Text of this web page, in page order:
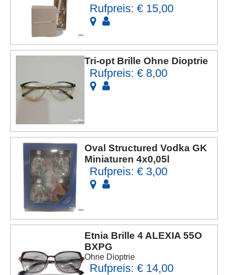
Rufpreis: € 15,00
Tri-opt Brille Ohne Dioptrie
Rufpreis: € 8,00
Oval Structured Vodka GK
Miniaturen 4x0,05l
Rufpreis: € 3,00
Etnia Brille 4 ALEXIA 55O
BXPG
Ohne Dioptrie
Rufpreis: € 14,00